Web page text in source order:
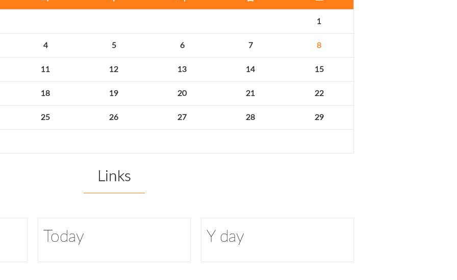
1
4 5 6 7 8
11 12 13 14 15
18 19 20 21 22
25 26 27 28 29
Links
Today Y day